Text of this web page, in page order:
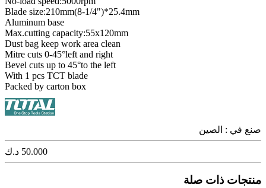
Blade size:210mm(8-1/4")*25.4mm
Aluminum base
Max.cutting capacity:55x120mm
Dust bag keep work area clean
Mitre cuts 0-45°left and right
Bevel cuts up to 45°to the left
With 1 pcs TCT blade
Packed by carton box
صنع في : الصين
50.000 د.ك
منتجات ذات صلة